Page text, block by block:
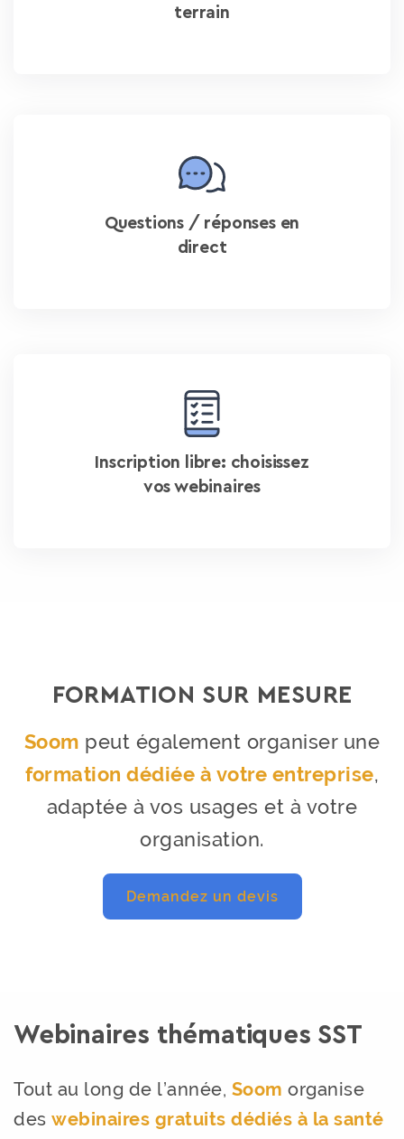
terrain
Questions / réponses en
direct
Inscription libre: choisissez
vos webinaires
FORMATION SUR MESURE
Soom peut également organiser une
formation dédiée à votre entreprise,
adaptée à vos usages et à votre
organisation.
Demandez un devis
Webinaires thématiques SST
Tout au long de l’année, Soom organise
des webinaires gratuits dédiés à la santé